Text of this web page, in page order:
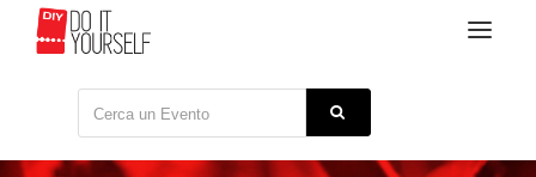
Toggle